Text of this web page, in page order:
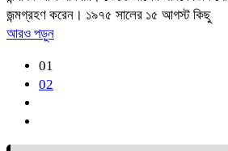
জন্মগ্রহণ করেন। ১৯৭৫ সালের ১৫ আগস্ট কিছু
আরও পড়ুন
01
02